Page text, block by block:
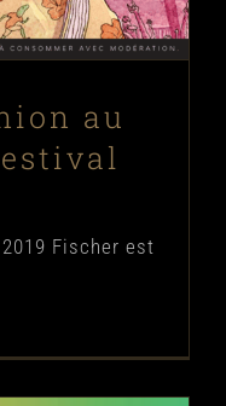
au
Fischer est